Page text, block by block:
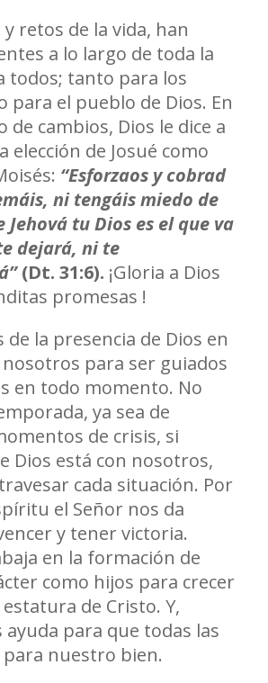
retos de la vida, han
a lo largo de toda la
todos; tanto para los
para el pueblo de Dios. En
cambios, Dios le dice a
elección de Josué como
“Esforzaos y cobrad
ni tengáis miedo de
Jehová tu Dios es el que va
dejará, ni te
(Dt. 31:6). ¡Gloria a Dios
promesas !
de la presencia de Dios en
para ser guiados
en todo momento. No
ya sea de
de crisis, si
Dios está con nosotros,
cada situación. Por
el Señor nos da
y tener victoria.
en la formación de
como hijos para crecer
de Cristo. Y,
ayuda para que todas las
nuestro bien.